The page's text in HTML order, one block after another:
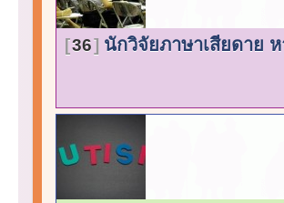
36 นักวิจัยภาษาเสียดาย